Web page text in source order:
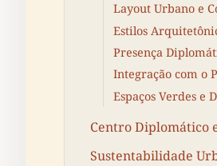
Layout Urbano e
Estilos
Presença
Integração com o
Espaços Verdes e
Centro Diplomático
Sustentabilidade